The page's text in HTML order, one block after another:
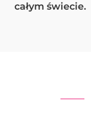
całym świecie.